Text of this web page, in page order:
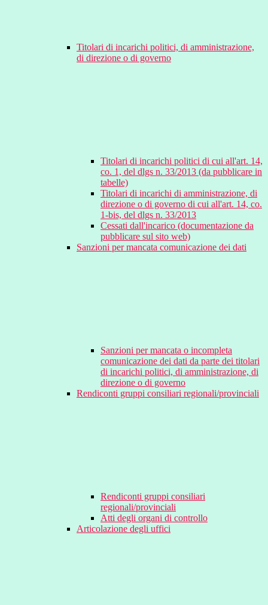
Titolari di incarichi politici, di amministrazione,
di direzione o di governo
Titolari di incarichi politici di cui all'art. 14,
co. 1, del dlgs n. 33/2013 (da pubblicare in
tabelle)
Titolari di incarichi di amministrazione, di
direzione o di governo di cui all'art. 14, co.
1-bis, del dlgs n. 33/2013
Cessati dall'incarico (documentazione da
pubblicare sul sito web)
Sanzioni per mancata comunicazione dei dati
Sanzioni per mancata o incompleta
comunicazione dei dati da parte dei titolari
di incarichi politici, di amministrazione, di
direzione o di governo
Rendiconti gruppi consiliari regionali/provinciali
Rendiconti gruppi consiliari
regionali/provinciali
Atti degli organi di controllo
Articolazione degli uffici